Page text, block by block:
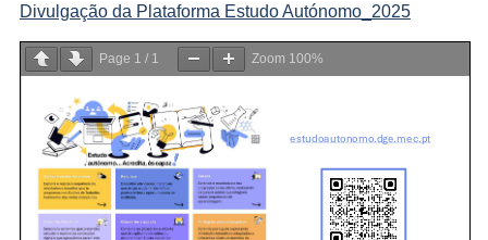
Divulgação da Plataforma Estudo Autónomo_2025
Page 1 / 1 Zoom 100%